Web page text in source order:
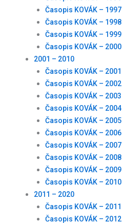
Časopis KOVÁK – 1997
Časopis KOVÁK – 1998
Časopis KOVÁK – 1999
Časopis KOVÁK – 2000
2001 – 2010
Časopis KOVÁK – 2001
Časopis KOVÁK – 2002
Časopis KOVÁK – 2003
Časopis KOVÁK – 2004
Časopis KOVÁK – 2005
Časopis KOVÁK – 2006
Časopis KOVÁK – 2007
Časopis KOVÁK – 2008
Časopis KOVÁK – 2009
Časopis KOVÁK – 2010
2011 – 2020
Časopis KOVÁK – 2011
Časopis KOVÁK – 2012